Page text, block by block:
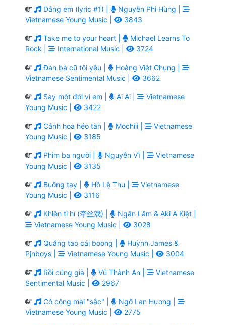
Dáng em (lyric #1) |
Nguyễn Phi Hùng |
Vietnamese Young Music |
3843
Take me to your heart |
Michael Learns To
Rock |
International Music | 3724
Đàn bà cũ tôi yêu |
Hoàng Việt Chung |
Vietnamese Sentimental Music |
3662
Say một đời vì em | Ai Ai |
Vietnamese
Young Music |
3422
Cánh hoa héo tàn | Mochiii |
Vietnamese
Young Music |
3185
Phim ba người | Nguyễn Vĩ |
Vietnamese
Young Music |
3135
Buông tay | Hồ Lệ Thu |
Vietnamese
Young Music |
3116
Khiên ti hí (牵丝戏) |
Ngân Lâm & Aki A Kiệt |
Vietnamese Young Music |
3028
Quăng tao cái boong |
Huỳnh James &
Pjnboys |
Vietnamese Young Music | 3004
Rồi cũng già | Vũ Thành An |
Vietnamese
Sentimental Music |
2967
Có công mài "sắc" |
Ngô Lan Hương |
Vietnamese Young Music |
2775